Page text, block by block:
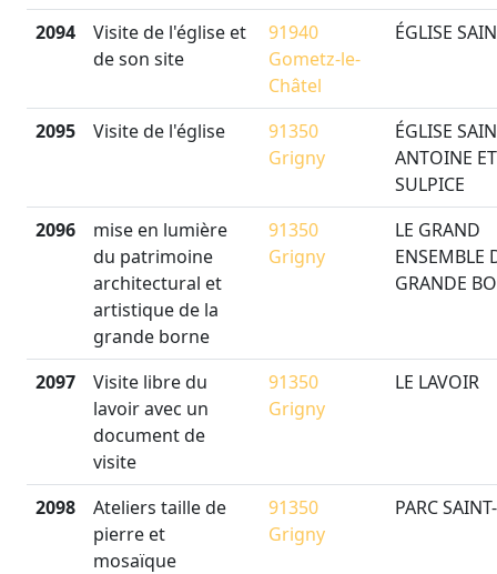
2094
Visite de l'église et
de son site
91940
Gometz-le-
Châtel
ÉGLISE
2095 Visite de l'église
91350
Grigny
ÉGLISE
ANTOINE
SULPICE
2096
mise en lumière
du patrimoine
architectural et
artistique de la
grande borne
91350
Grigny
LE GRAND
ENSEMBLE
GRANDE
2097
Visite libre du
lavoir avec un
document de
visite
91350
Grigny
LE LAVOIR
2098
Ateliers taille de
pierre et
mosaïque
91350
Grigny
PARC